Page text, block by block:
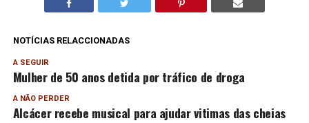
NOTÍCIAS RELACCIONADAS
A SEGUIR
Mulher de 50 anos detida por tráfico de droga
A NÃO PERDER
Alcácer recebe musical para ajudar vitimas das cheias